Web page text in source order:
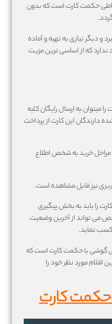
حکمت کارت است که بدون
و دیگر نیازی به تهیه و آماده
که از اساسی ترین مزیت
به ارسال رایگان کلیه
دارندگان این کارت از پرداخت
خرید به شخص اطلاع
نیز قابل مشاهده است.
را باید به بخش پیگیری
می تواند از آخرین وضعیت
کسب نماید.
گوشی با حکمت کارت است که
اقلام مورد نظر خود را
حکمت کارت